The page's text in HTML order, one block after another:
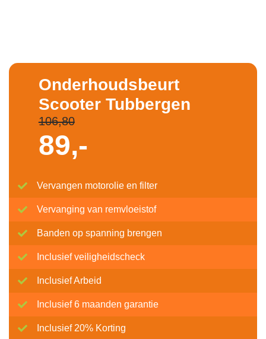
Onderhoudsbeurt
Scooter Tubbergen
106,80
89,-
Vervangen motorolie en filter
Vervanging van remvloeistof
Banden op spanning brengen
Inclusief veiligheidscheck
Inclusief Arbeid
Inclusief 6 maanden garantie
Inclusief 20% Korting